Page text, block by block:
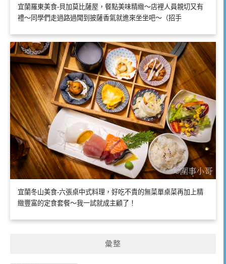
宜蘭羅東美食-貝加莫比薩屋，餐點美味精緻～店裡人員親切又有
禮～同學們走過路過聞到披薩香氣就進來坐坐吧～（招手
宜蘭冬山美食-六張桌中式料理，好吃不貴的無菜單桌菜再加上精
緻豐富的定食套餐～我一試就成主顧了！
彙整